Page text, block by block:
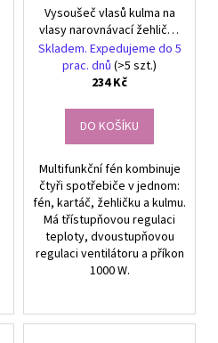
Vysoušeč vlasů kulma na
vlasy narovnávací žehlička
kartáč
Skladem. Expedujeme do 5
prac. dnů (>5 szt.)
234 Kč
DO KOŠÍKU
Multifunkční fén kombinuje
čtyři spotřebiče v jednom:
fén, kartáč, žehličku a kulmu.
Má třístupňovou regulaci
teploty, dvoustupňovou
regulaci ventilátoru a příkon
1000 W.